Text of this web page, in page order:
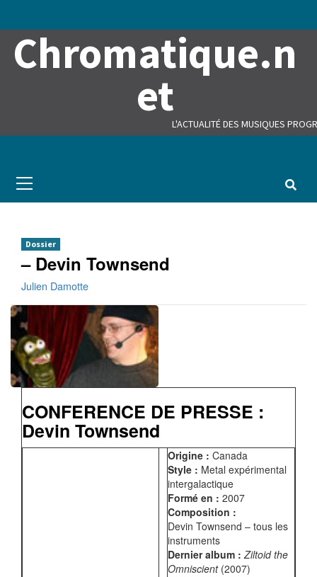
Chromatique.n
et
L'ACTUALITÉ DES MUSIQUES
Menu
Dossier
– Devin Townsend
Julien Damotte
CONFERENCE DE PRESSE :
Devin Townsend
Origine : Canada
Style : Metal expérimental
intergalactique
Formé en : 2007
Composition :
Devin Townsend – tous les
instruments
Dernier album : Ziltoid the
Omniscient (2007)